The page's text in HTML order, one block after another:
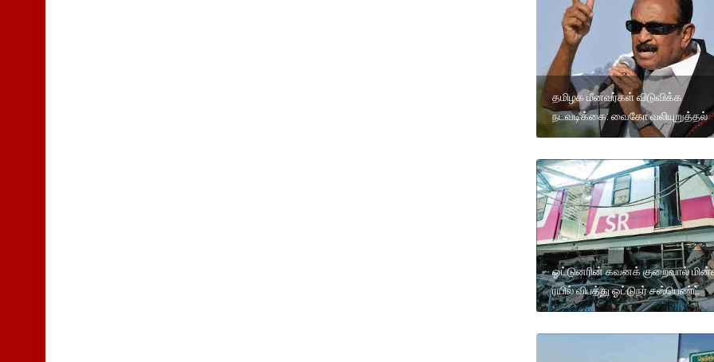
தமிழக மீனவர்கள் விடுவிக்க
நடவடிக்கை: வைகோ வலியுறுத்தல்
ஓட்டுனரின் கவனக் குறைவால்
ரயில் விபத்து ஓட்டுநர் சஸ்பெண்ட்